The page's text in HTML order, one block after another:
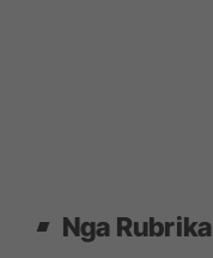
Nga Rubrika